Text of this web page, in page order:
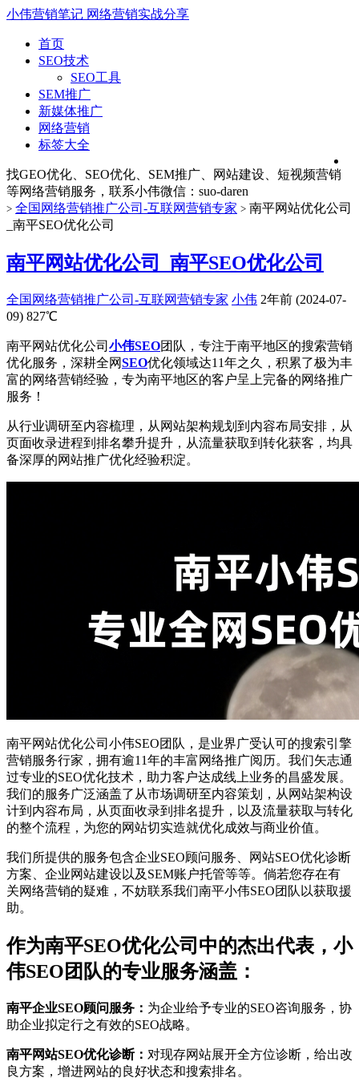
小伟营销笔记 网络营销实战分享
首页
SEO技术
SEO工具
SEM推广
新媒体推广
网络营销
标签大全
找GEO优化、SEO优化、SEM推广、网站建设、短视频营销
等网络营销服务，联系小伟微信：suo-daren
> 全国网络营销推广公司-互联网营销专家 > 南平网站优化公司
_南平SEO优化公司
南平网站优化公司_南平SEO优化公司
全国网络营销推广公司-互联网营销专家 小伟 2年前 (2024-07-
09) 827℃
南平网站优化公司 小伟SEO团队，专注于南平地区的搜索营销
优化服务，深耕全网SEO优化领域达11年之久，积累了极为丰
富的网络营销经验，专为南平地区的客户呈上完备的网络推广
服务！
从行业调研至内容梳理，从网站架构规划到内容布局安排，从
页面收录进程到排名攀升提升，从流量获取到转化获客，均具
备深厚的网站推广优化经验积淀。
南平网站优化公司小伟SEO团队，是业界广受认可的搜索引擎
营销服务行家，拥有逾11年的丰富网络推广阅历。我们矢志通
过专业的SEO优化技术，助力客户达成线上业务的昌盛发展。
我们的服务广泛涵盖了从市场调研至内容策划，从网站架构设
计到内容布局，从页面收录到排名提升，以及流量获取与转化
的整个流程，为您的网站切实造就优化成效与商业价值。
我们所提供的服务包含企业SEO顾问服务、网站SEO优化诊断
方案、企业网站建设以及SEM账户托管等等。倘若您存在有
关网络营销的疑难，不妨联系我们南平小伟SEO团队以获取援
助。
作为南平SEO优化公司中的杰出代表，小
伟SEO团队的专业服务涵盖：
南平企业SEO顾问服务： 为企业给予专业的SEO咨询服务，协
助企业拟定行之有效的SEO战略。
南平网站SEO优化诊断： 对现存网站展开全方位诊断，给出改
良方案，增进网站的良好状态和搜索排名。